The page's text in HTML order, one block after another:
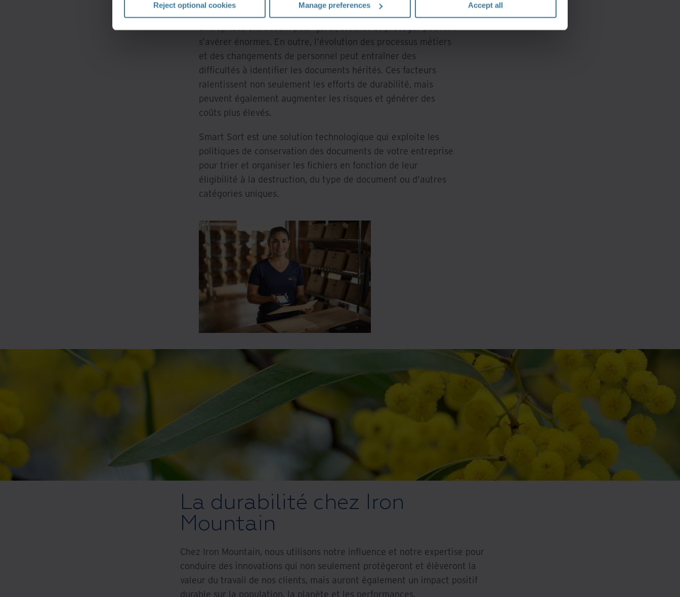
Reject optional cookies Manage preferences Accept all
Le volume, la vitesse et la variété des informations dont les
entreprises ont besoin pour gérer, stocker et protéger peuvent
s'avérer énormes. En outre, l'évolution des processus métiers
et des changements de personnel peut entraîner des
difficultés à identifier les documents hérités. Ces facteurs
ralentissent non seulement les efforts de durabilité, mais
peuvent également augmenter les risques et générer des
coûts plus élevés.
Smart Sort est une solution technologique qui exploite les
politiques de conservation des documents de votre entreprise
pour trier et organiser les fichiers en fonction de leur
éligibilité à la destruction, du type de document ou d'autres
catégories uniques.
La durabilité chez Iron
Mountain
Chez Iron Mountain, nous utilisons notre influence et notre expertise pour
conduire des innovations qui non seulement protégeront et élèveront la
valeur du travail de nos clients, mais auront également un impact positif
durable sur la population, la planète et les performances.